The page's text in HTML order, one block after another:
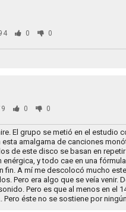
0 0
0 0
El grupo se metió en el estudio
amalgama de canciones
de este disco se basan en
y todo cae en una
fin. A mí me descolocó mucho
Pero era algo que se veía venir.
Pero es que al menos en el
Pero éste no se sostiene por